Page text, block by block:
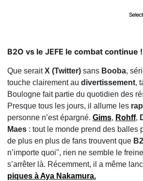
B2O vs le JEFE le combat continue !
Que seraitX (Twitter) sans Booba,
touche clairement au divertissement,
Boulogne fait partie du quotidien des
Presque tous les jours, il allume les
personne n’est épargné. Gims, Rohff,
Maes : tout le monde prend des balles
de plus en plus de fans trouvent que
n’importe quoi", rien ne semble le
s’arrêter là. Récemment, il a même
piques àAya Nakamura.